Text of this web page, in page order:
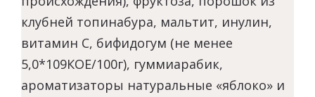
клубней топинабура, мальтит, инулин,
витамин С, бифидогум (не менее
5,0*109КОЕ/100г), гуммиарабик,
ароматизаторы натуральные «яблоко» и